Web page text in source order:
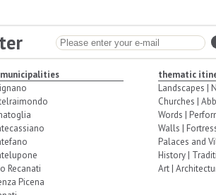
Recanati
Picena
thematic
Landscapes |
Churches |
Words |
Walls |
Palaces and
History |
Art |